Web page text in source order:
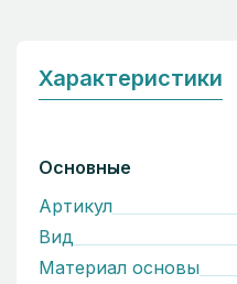
Характеристики
Основные
Артикул
Вид
Материал основы